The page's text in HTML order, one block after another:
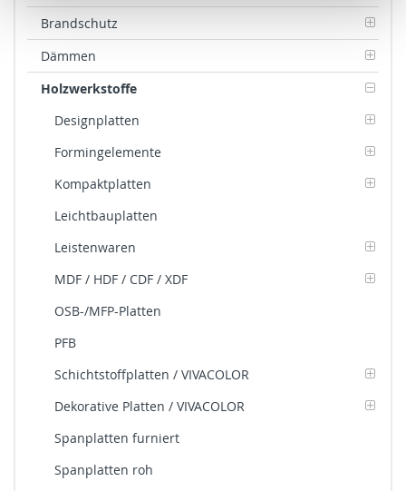
Brandschutz
Dämmen
Holzwerkstoffe
Designplatten
Formingelemente
Kompaktplatten
Leichtbauplatten
Leistenwaren
MDF / HDF / CDF / XDF
OSB-/MFP-Platten
PFB
Schichtstoffplatten / VIVACOLOR
Dekorative Platten / VIVACOLOR
Spanplatten furniert
Spanplatten roh